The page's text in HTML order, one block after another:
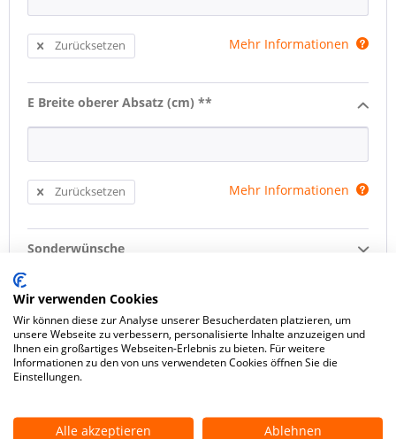
Zurücksetzen Mehr Informationen
E Breite oberer Absatz (cm) **
Zurücksetzen Mehr Informationen
Sonderwünsche
Oberflächenbehandlung
Setzstufen
Konfiguration zurücksetzen
Wir verwenden Cookies
Wir können diese zur Analyse unserer Besucherdaten platzieren, um
unsere Webseite zu verbessern, personalisierte Inhalte anzuzeigen und
Ihnen ein großartiges Webseiten-Erlebnis zu bieten. Für weitere
Informationen zu den von uns verwendeten Cookies öffnen Sie die
Einstellungen.
Alle akzeptieren
Ablehnen